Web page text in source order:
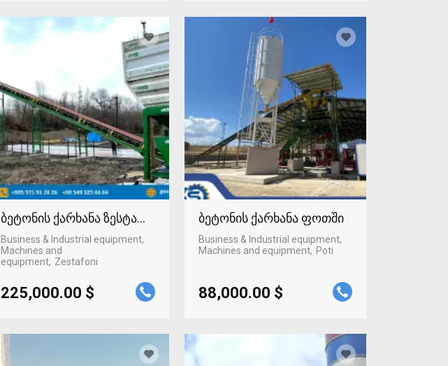
ბეტონის ქარხანა ზესტაფონში
Business & Industrial equipment,
Machines and
equipment Zestafoni
225,000.00 $
ბეტონის ქარხანა ფოთში
Business & Industrial equipment,
Machines and equipment
Poti
88,000.00 $